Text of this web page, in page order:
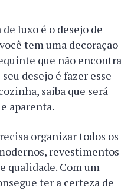
luxo é o desejo de
tem uma decoração
que não encontra
desejo é fazer esse
saiba que será
aparenta.
organizar todos os
revestimentos
qualidade. Com um
ter a certeza de